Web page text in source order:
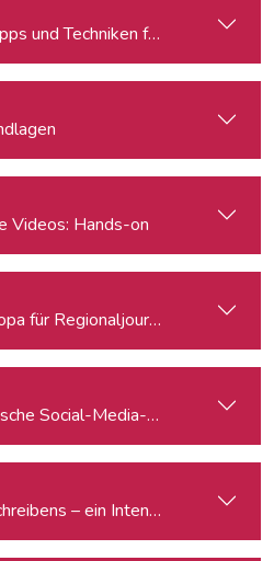
und Techniken für TV und Web
Videos: Hands-on
für Regionaljournalist:innen
Social-Media-Recherchen
– ein Intensiv-Workshop